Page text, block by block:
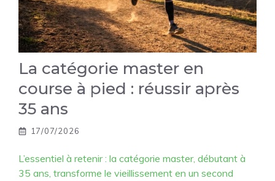
La catégorie master en
course à pied : réussir après
35 ans
17/07/2026
L’essentiel à retenir : la catégorie master, débutant à
35 ans, transforme le vieillissement en un second